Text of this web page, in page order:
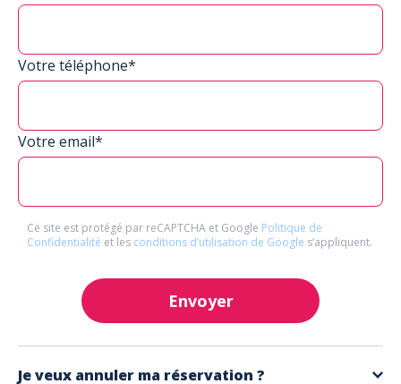
Votre téléphone*
Votre email*
Ce site est protégé par reCAPTCHA et Google Politique de
Confidentialité et les conditions d’utilisation de Google s’appliquent.
Envoyer
Je veux annuler ma réservation ?